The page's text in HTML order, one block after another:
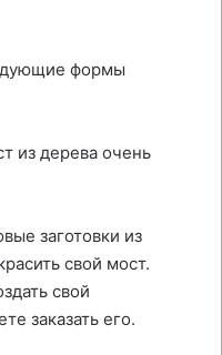
формы
из дерева очень
заготовки из
свой мост.
свой
заказать его.